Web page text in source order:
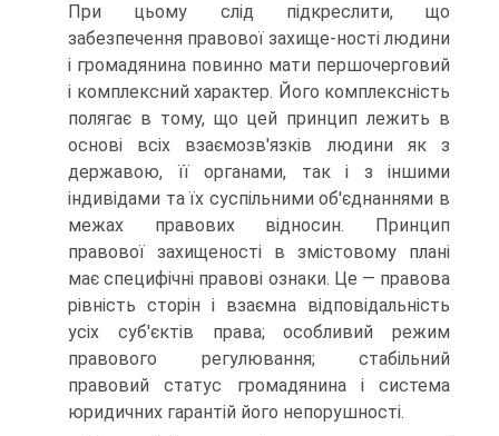
При цьому слід підкреслити, що
забезпечення правової захище-ності людини
і громадянина повинно мати першочерговий
і комплексний характер. Його комплексність
полягає в тому, що цей принцип лежить в
основі всіх взаємозв'язків людини як з
державою, її органами, так і з іншими
індивідами та їх суспільними об'єднаннями в
межах правових відносин. Принцип
правової захищеності в змістовому плані
має специфічні правові ознаки. Це — правова
рівність сторін і взаємна відповідальність
усіх суб'єктів права; особливий режим
правового регулювання; стабільний
правовий статус громадянина і система
юридичних гарантій його непорушності.